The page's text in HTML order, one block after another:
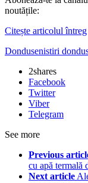
noutățile:
Citește articolul întreg
Dondusenistiri
2shares
Facebook
Twitter
Viber
Telegram
See more
Previous
cu apă termală
Next article